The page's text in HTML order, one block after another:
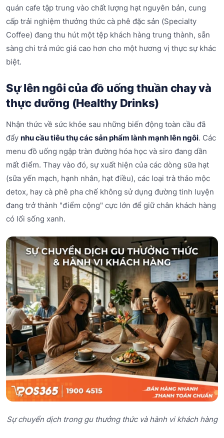
quán cafe tập trung vào chất lượng hạt nguyên bản, cung
cấp trải nghiệm thưởng thức cà phê đặc sản (Specialty
Coffee) đang thu hút một tệp khách hàng trung thành, sẵn
sàng chi trả mức giá cao hơn cho một hương vị thực sự khác
biệt.
Sự lên ngôi của đồ uống thuần chay và
thực dưỡng (Healthy Drinks)
Nhận thức về sức khỏe sau những biến động toàn cầu đã
đẩy nhu cầu tiêu thụ các sản phẩm lành mạnh lên ngôi. Các
menu đồ uống ngập tràn đường hóa học và siro đang dần
mất điểm. Thay vào đó, sự xuất hiện của các dòng sữa hạt
(sữa yến mạch, hạnh nhân, hạt điều), các loại trà thảo mộc
detox, hay cà phê pha chế không sử dụng đường tinh luyện
đang trở thành "điểm cộng" cực lớn để giữ chân khách hàng
có lối sống xanh.
Sự chuyển dịch trong gu thưởng thức và hành vi khách hàng